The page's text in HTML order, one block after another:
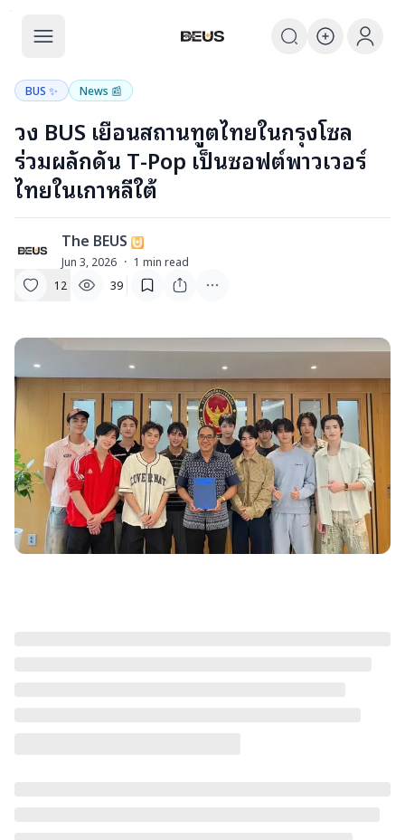
The BEUS
The BEUS - แหล่งรวมชุมชนแฟนค
BUS ✨ News 📰
วง BUS เยือนสถานทูตไทยในกรุงโซล
ร่วมผลักดัน T-Pop เป็นซอฟต์พาวเวอร์
ไทยในเกาหลีใต้
T The BEUS
Jun 3, 2026 · 1 min read
12
39